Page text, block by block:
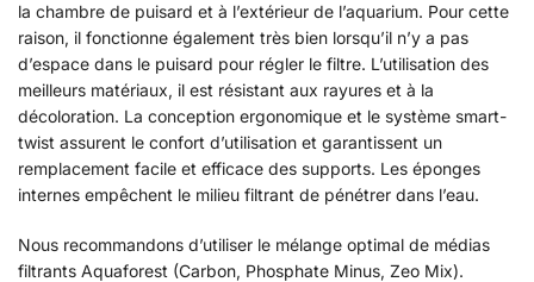
la chambre de puisard et à l’extérieur de l’aquarium. Pour cette
raison, il fonctionne également très bien lorsqu’il n’y a pas
d’espace dans le puisard pour régler le filtre. L’utilisation des
meilleurs matériaux, il est résistant aux rayures et à la
décoloration. La conception ergonomique et le système smart-
twist assurent le confort d’utilisation et garantissent un
remplacement facile et efficace des supports. Les éponges
internes empêchent le milieu filtrant de pénétrer dans l’eau.
Nous recommandons d’utiliser le mélange optimal de médias
filtrants Aquaforest (Carbon, Phosphate Minus, Zeo Mix).